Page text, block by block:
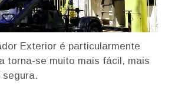
Exterior é particularmente
torna-se muito mais fácil, mais
segura.